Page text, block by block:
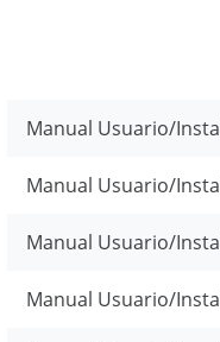
Manual Usuario/
Manual Usuario/
Manual Usuario/
Manual Usuario/